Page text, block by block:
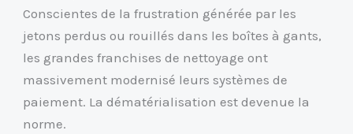
Conscientes de la frustration générée par les
jetons perdus ou rouillés dans les boîtes à gants,
les grandes franchises de nettoyage ont
massivement modernisé leurs systèmes de
paiement. La dématérialisation est devenue la
norme.